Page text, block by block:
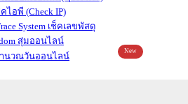
คไอพี (Check IP)
เช็คเลขพัสดุ
สุ่มออนไลน์
ำนวณวันออนไลน์
New